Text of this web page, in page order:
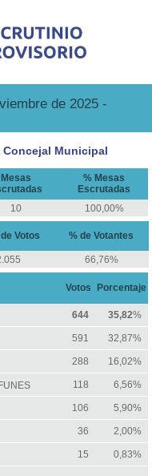
de 2025 -
Municipal
Mesas
% Mesas
Escrutadas
10 100,00%
Votos % de Votantes
66,76%
Votos Porcentaje
644 35,82%
591 32,87%
288 16,02%
118 6,56%
106 5,90%
36 2,00%
15 0,83%